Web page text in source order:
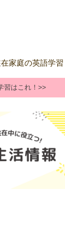
家庭の英語学習
習はこれ！>>